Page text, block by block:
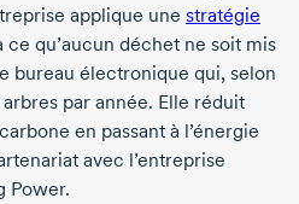
applique une stratégie
ce qu’aucun déchet ne soit mis
bureau électronique qui, selon
arbres par année. Elle réduit
en passant à l’énergie
avec l’entreprise
Power.